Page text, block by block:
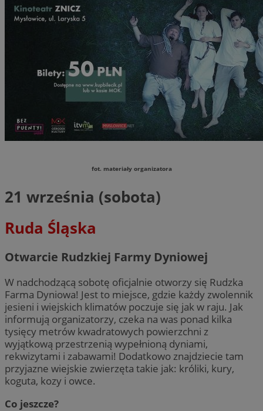
fot. materiały organizatora
21 września (sobota)
Ruda Śląska
Otwarcie Rudzkiej Farmy Dyniowej
W nadchodzącą sobotę oficjalnie otworzy się Rudzka
Farma Dyniowa! Jest to miejsce, gdzie każdy zwolennik
jesieni i wiejskich klimatów poczuje się jak w raju. Jak
informują organizatorzy, czeka na was ponad kilka
tysięcy metrów kwadratowych powierzchni z
wyjątkową przestrzenią wypełnioną dyniami,
rekwizytami i zabawami! Dodatkowo znajdziecie tam
przyjazne wiejskie zwierzęta takie jak: króliki, kury,
koguta, kozy i owce.
Co jeszcze?